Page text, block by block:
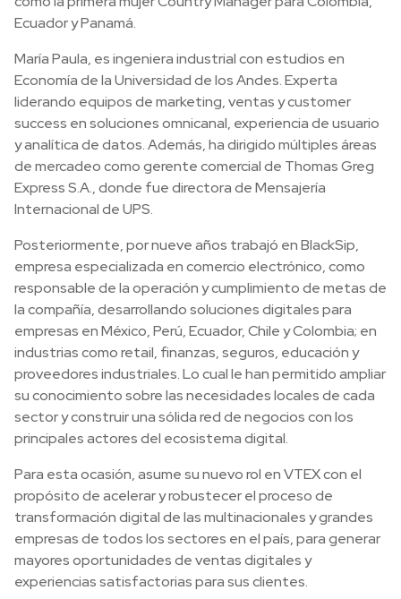
Ecuador y Panamá.
María Paula, es ingeniera industrial con estudios en
Economía de la Universidad de los Andes. Experta
liderando equipos de marketing, ventas y customer
success en soluciones omnicanal, experiencia de usuario
y analítica de datos. Además, ha dirigido múltiples áreas
de mercadeo como gerente comercial de Thomas Greg
Express S.A., donde fue directora de Mensajería
Internacional de UPS.
Posteriormente, por nueve años trabajó en BlackSip,
empresa especializada en comercio electrónico, como
responsable de la operación y cumplimiento de metas de
la compañía, desarrollando soluciones digitales para
empresas en México, Perú, Ecuador, Chile y Colombia; en
industrias como retail, finanzas, seguros, educación y
proveedores industriales. Lo cual le han permitido ampliar
su conocimiento sobre las necesidades locales de cada
sector y construir una sólida red de negocios con los
principales actores del ecosistema digital.
Para esta ocasión, asume su nuevo rol en VTEX con el
propósito de acelerar y robustecer el proceso de
transformación digital de las multinacionales y grandes
empresas de todos los sectores en el país, para generar
mayores oportunidades de ventas digitales y
experiencias satisfactorias para sus clientes.